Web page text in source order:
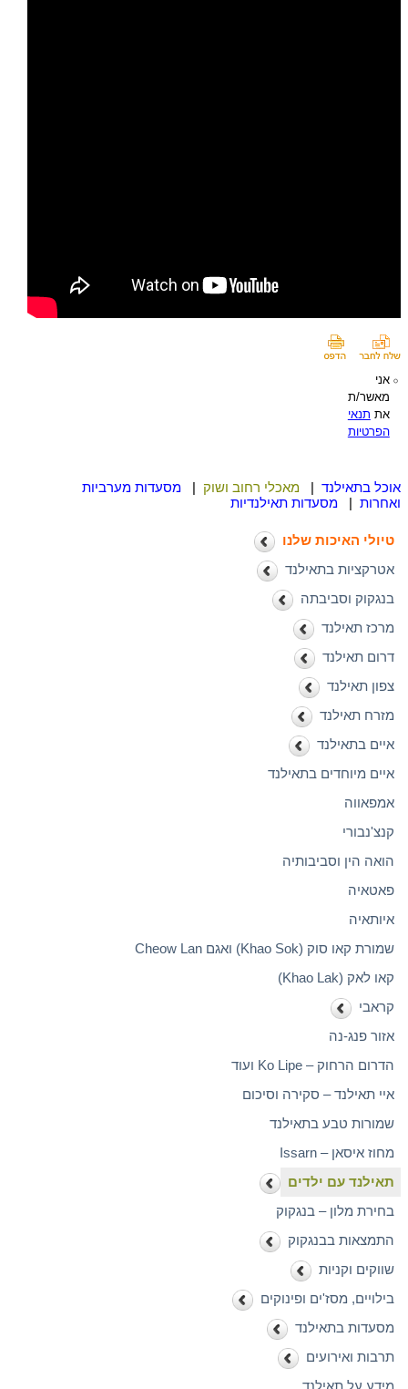
אני
מאשר/ת
את תנאי
הפרטיות
אוכל בתאילנד | מאכלי רחוב ושוק | מסעדות מערביות
ואחרות | מסעדות תאילנדיות
טיולי האיכות שלנו
אטרקציות בתאילנד
בנגקוק וסביבתה
מרכז תאילנד
דרום תאילנד
צפון תאילנד
מזרח תאילנד
איים בתאילנד
איים מיוחדים בתאילנד
אמפאווה
קנצ'נבורי
הואה הין וסביבותיה
פאטאיה
איותאיה
שמורת קאו סוק (Khao Sok) ואגם Cheow Lan
קאו לאק (Khao Lak)
קראבי
אזור פנג-נה
הדרום הרחוק – Ko Lipe ועוד
איי תאילנד – סקירה וסיכום
שמורות טבע בתאילנד
מחוז איסאן – Issarn
תאילנד עם ילדים
בחירת מלון – בנגקוק
התמצאות בבנגקוק
שווקים וקניות
בילויים, מסז'ים ופינוקים
מסעדות בתאילנד
תרבות ואירועים